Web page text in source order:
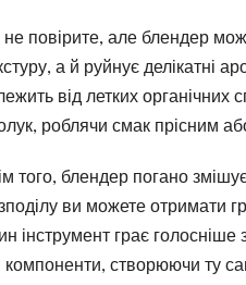
не повірите, але блендер
а й руйнує делікатні
від летких
роблячи смак прісним
того, блендер погано
ви можете отримати
інструмент грає
компоненти, створюючи ту